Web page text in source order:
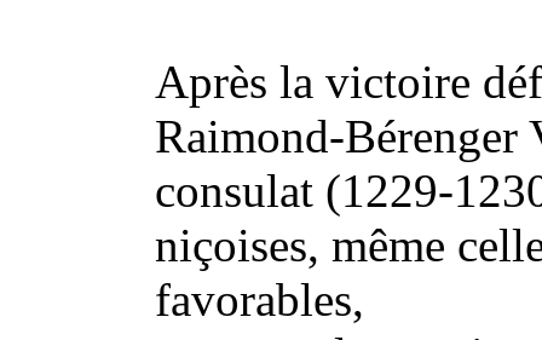
Après la victoire
Raimond-Bérenger
consulat (1229-
niçoises, même
favorables,